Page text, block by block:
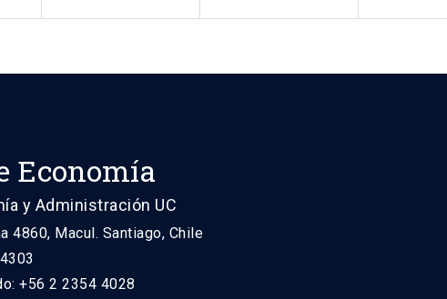
Economía
y Administración UC
4860, Macul. Santiago, Chile
+56 2 2354 4028